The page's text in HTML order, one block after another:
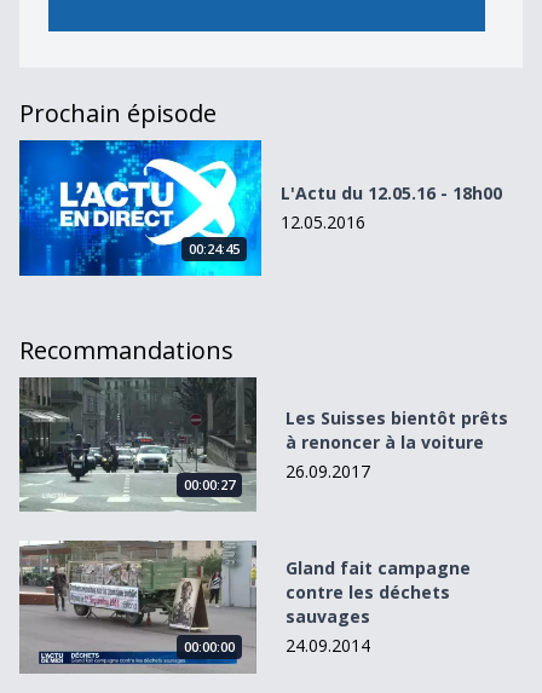
Prochain épisode
L&#039;Actu du 12.05.16 - 18h00
00:24:45
L'Actu du 12.05.16 - 18h00
12.05.2016
Recommandations
Les Suisses bientôt prêts à renoncer à la voiture
00:00:27
Les Suisses bientôt prêts
à renoncer à la voiture
26.09.2017
Gland fait campagne contre les déchets sauvages
00:00:00
Gland fait campagne
contre les déchets
sauvages
24.09.2014